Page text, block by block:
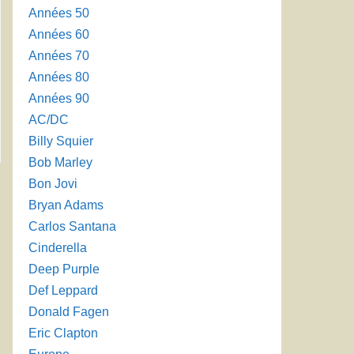
Années 50
Années 60
Années 70
Années 80
Années 90
AC/DC
Billy Squier
Bob Marley
Bon Jovi
Bryan Adams
Carlos Santana
Cinderella
Deep Purple
Def Leppard
Donald Fagen
Eric Clapton